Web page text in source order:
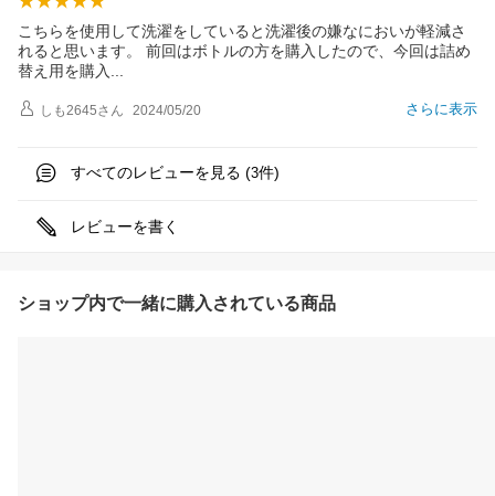
こちらを使用して洗濯をしていると洗濯後の嫌なにおいが軽減さ
れると思います。 前回はボトルの方を購入したので、今回は詰め
替え用を購入
さらに表示
しも2645さん 2024/05/20
すべてのレビューを見る (3件)
レビューを書く
ショップ内で一緒に購入されている商品